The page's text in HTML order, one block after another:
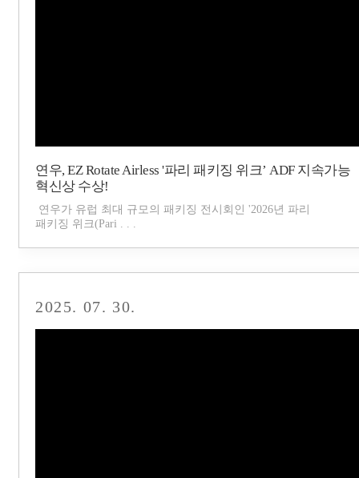
연우, EZ Rotate Airless '파리 패키징 위크’ ADF 지속가능
혁신상 수상!
연우가 유럽 최대 규모의 패키징 전시회인 '2026년 파리
패키징 위크(Pari . . .
2025. 07. 30.